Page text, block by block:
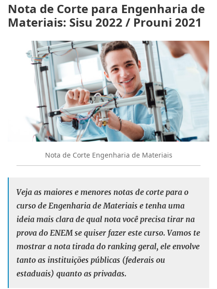
Nota de Corte para Engenharia de
Materiais: Sisu 2022 / Prouni 2021
Nota de Corte Engenharia de Materiais
Veja as maiores e menores notas de corte para o
curso de Engenharia de Materiais e tenha uma
ideia mais clara de qual nota você precisa tirar na
prova do ENEM se quiser fazer este curso. Vamos te
mostrar a nota tirada do ranking geral, ele envolve
tanto as instituições públicas (federais ou
estaduais) quanto as privadas.